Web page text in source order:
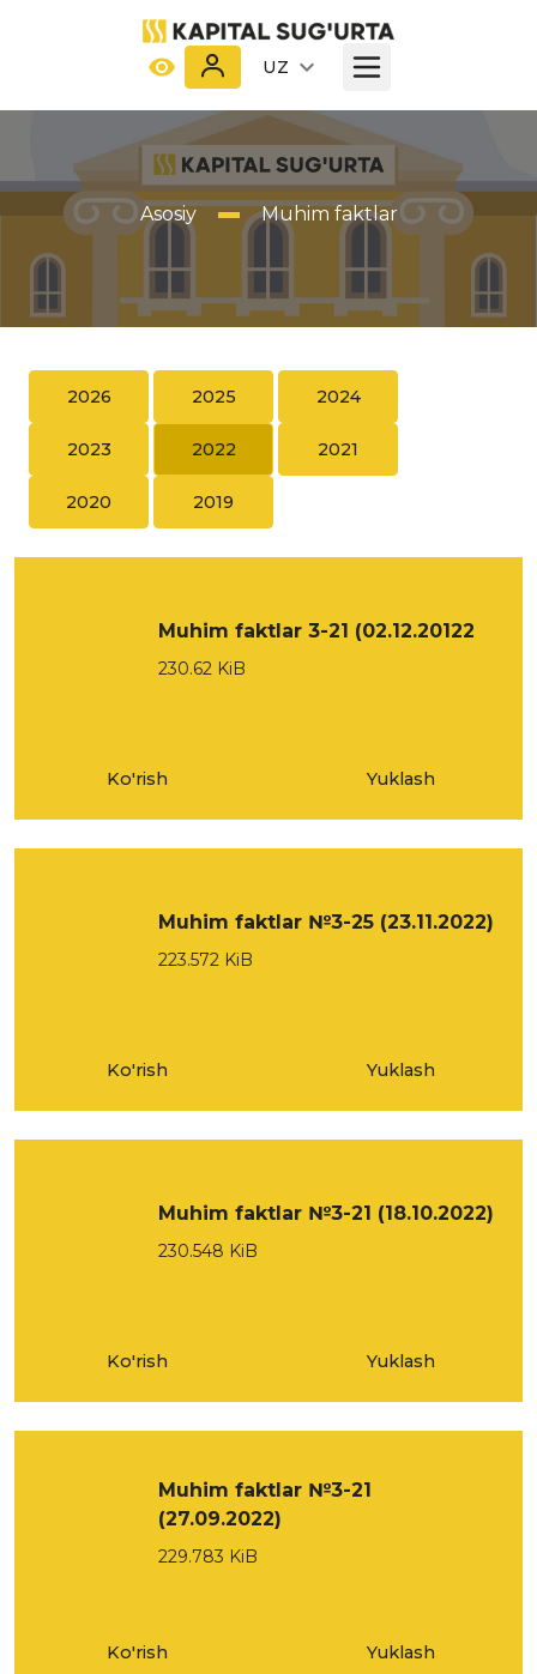
UZ
Asosiy Muhim faktlar
2026 2025 2024
2023 2022 2021
2020 2019
Muhim faktlar 3-21 (02.12.20122
230.62 KiB
Ko'rish Yuklash
Muhim faktlar №3-25 (23.11.2022)
223.572 KiB
Ko'rish Yuklash
Muhim faktlar №3-21 (18.10.2022)
230.548 KiB
Ko'rish Yuklash
Muhim faktlar №3-21
(27.09.2022)
229.783 KiB
Ko'rish Yuklash